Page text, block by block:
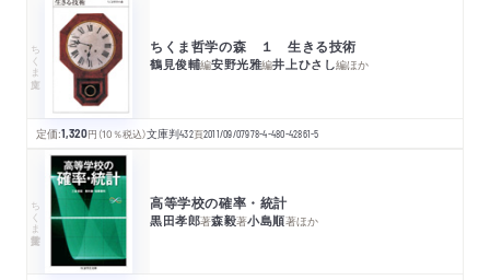
ちくま文庫 ちくま哲学の森 １ 生きる技術
鶴見俊輔編安野光雅編井上ひさし編ほか
定価:1,320円 （10％税込）文庫判432頁2011/09/07978-4-480-42861-5
ちくま学芸文庫 高等学校の確率・統計
黒田孝郎著森毅著小島順著ほか